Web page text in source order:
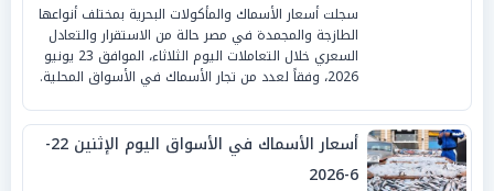
سجلت أسعار الأسماك والمأكولات البحرية بمختلف أنواعها
الطازجة والمجمدة في مصر حالة من الاستقرار والتعادل
السعري خلال التعاملات اليوم الثلاثاء، الموافق 23 يونيو
2026، وفقاً لعدد من تجار الأسماك في الأسواق المحلية.
أسعار الأسماك في الأسواق اليوم الإثنين 22-
6-2026